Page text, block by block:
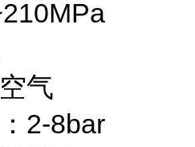
气
2-8bar